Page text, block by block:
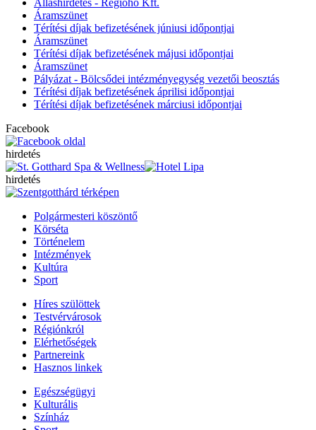
Áramszünet
Térítési díjak befizetésének júniusi időpontjai
Áramszünet
Térítési díjak befizetésének májusi időpontjai
Áramszünet
Pályázat - Bölcsődei intézményegység vezetői beosztás
Térítési díjak befizetésének áprilisi időpontjai
Térítési díjak befizetésének márciusi időpontjai
Facebook
hirdetés
hirdetés
Polgármesteri köszöntő
Körséta
Történelem
Intézmények
Kultúra
Sport
Híres szülöttek
Testvérvárosok
Régiónkról
Elérhetőségek
Partnereink
Hasznos linkek
Egészségügyi
Kulturális
Színház